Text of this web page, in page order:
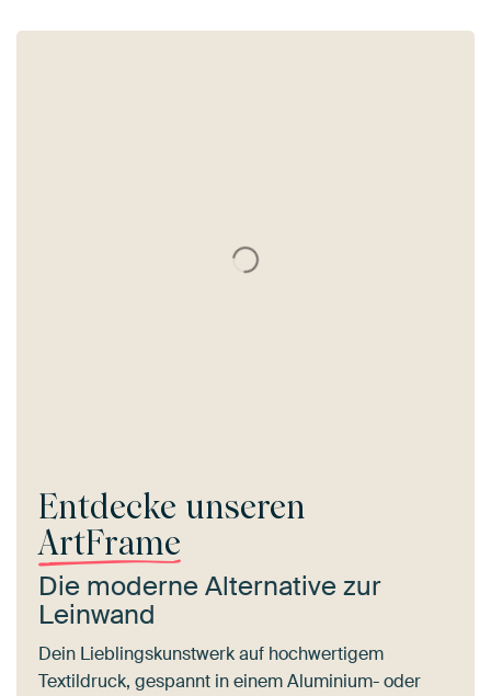
Entdecke unseren
ArtFrame
Die moderne Alternative zur
Leinwand
Dein Lieblingskunstwerk auf hochwertigem
Textildruck, gespannt in einem Aluminium- oder